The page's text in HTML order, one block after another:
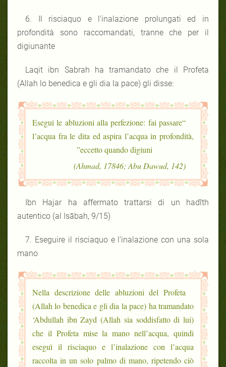
6. Il risciaquo e l’inalazione prolungati ed in
profondità sono raccomandati, tranne che per il
digiunante
Laqit ibn Sabrah ha tramandato che il Profeta
(Allah lo benedica e gli dia la pace) gli disse:
“Esegui le abluzioni alla perfezione: fai passare
l’acqua fra le dita ed aspira l’acqua in profondità,
eccetto quando digiuni”
(Ahmad, 17846; Abu Dawud, 142)
Ibn Hajar ha affermato trattarsi di un hadīth
autentico (al Isābah, 9/15)
7. Eseguire il risciaquo e l’inalazione con una sola
mano
Nella descrizione delle abluzioni del Profeta
(Allah lo benedica e gli dia la pace) ha tramandato
‘Abdullah ibn Zayd (Allah sia soddisfatto di lui)
che il Profeta mise la mano nell’acqua, quindi
eseguì il risciaquo e l’inalazione con l’acqua
raccolta in un solo palmo di mano, ripetendo ciò